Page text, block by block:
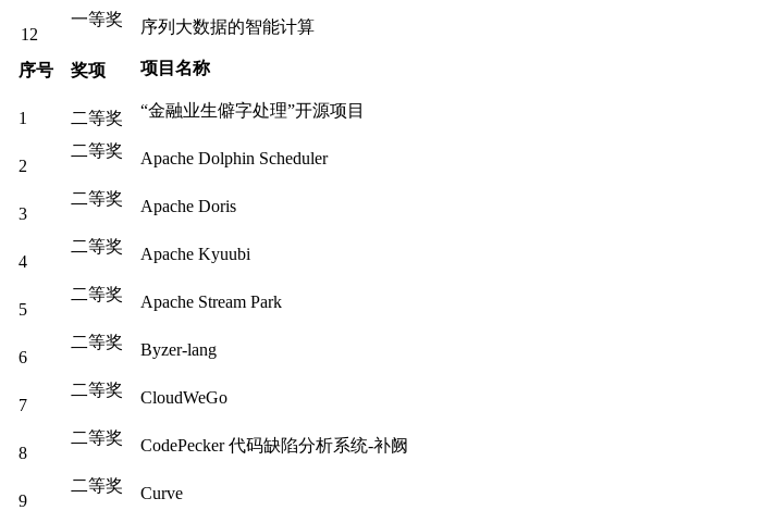
12
一等奖 序列大数据的智能计算
序号 奖项 项目名称
1 二等奖 “金融业生僻字处理”开源项目
2
二等奖 Apache Dolphin Scheduler
3
二等奖 Apache Doris
4
二等奖 Apache Kyuubi
5
二等奖 Apache Stream Park
6
二等奖 Byzer-lang
7
二等奖 CloudWeGo
8
二等奖 CodePecker 代码缺陷分析系统-补阙
9
二等奖 Curve